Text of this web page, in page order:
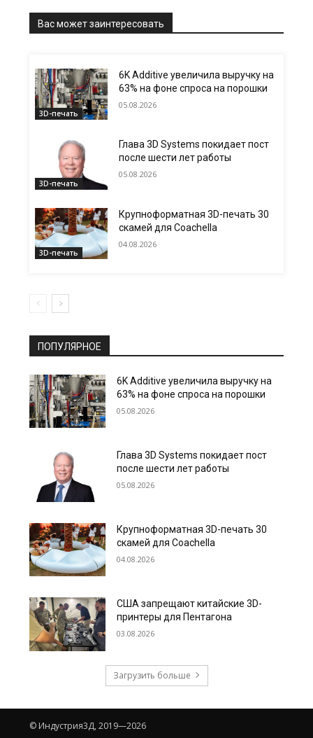
Вас может заинтересовать
3D-печать
6K Additive увеличила выручку на
63% на фоне спроса на порошки
05.08.2026
3D-печать
Глава 3D Systems покидает пост
после шести лет работы
05.08.2026
3D-печать
Крупноформатная 3D-печать 30
скамей для Coachella
04.08.2026
ПОПУЛЯРНОЕ
6K Additive увеличила выручку на
63% на фоне спроса на порошки
05.08.2026
Глава 3D Systems покидает пост
после шести лет работы
05.08.2026
Крупноформатная 3D-печать 30
скамей для Coachella
04.08.2026
США запрещают китайские 3D-
принтеры для Пентагона
03.08.2026
Загрузить больше
© Индустрия3Д, 2019—2026